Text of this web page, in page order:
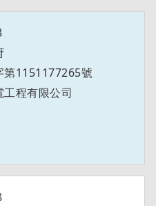
第1151177265號
工程有限公司